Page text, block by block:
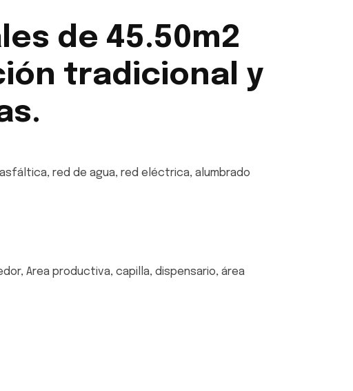
de 45.50m2
tradicional y
red de agua, red eléctrica, alumbrado
Area productiva, capilla, dispensario, área